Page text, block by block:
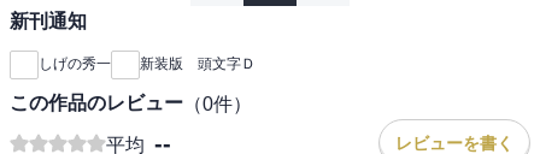
新刊通知
しげの秀一 新装版 頭文字Ｄ
この作品のレビュー （0件）
平均 -- レビューを書く